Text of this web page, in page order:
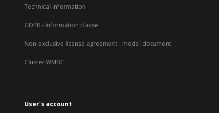
Technical Information
GDPR - Information clause
Non-exclusive license agreement - model document
Cluster WMBC
User's account